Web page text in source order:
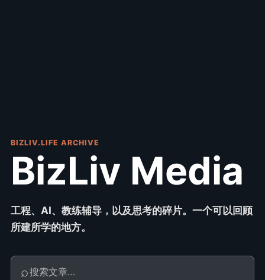
BIZLIV.LIFE ARCHIVE
BizLiv Media
工程、AI、教练辅导，以及思考的碎片。一个可以回顾
所建所学的地方。
⌕